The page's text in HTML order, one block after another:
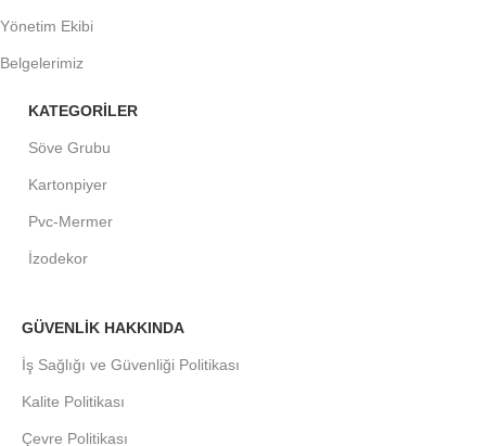
Yönetim Ekibi
Belgelerimiz
KATEGORİLER
Söve Grubu
Kartonpiyer
Pvc-Mermer
İzodekor
GÜVENLİK HAKKINDA
İş Sağlığı ve Güvenliği Politikası
Kalite Politikası
Çevre Politikası